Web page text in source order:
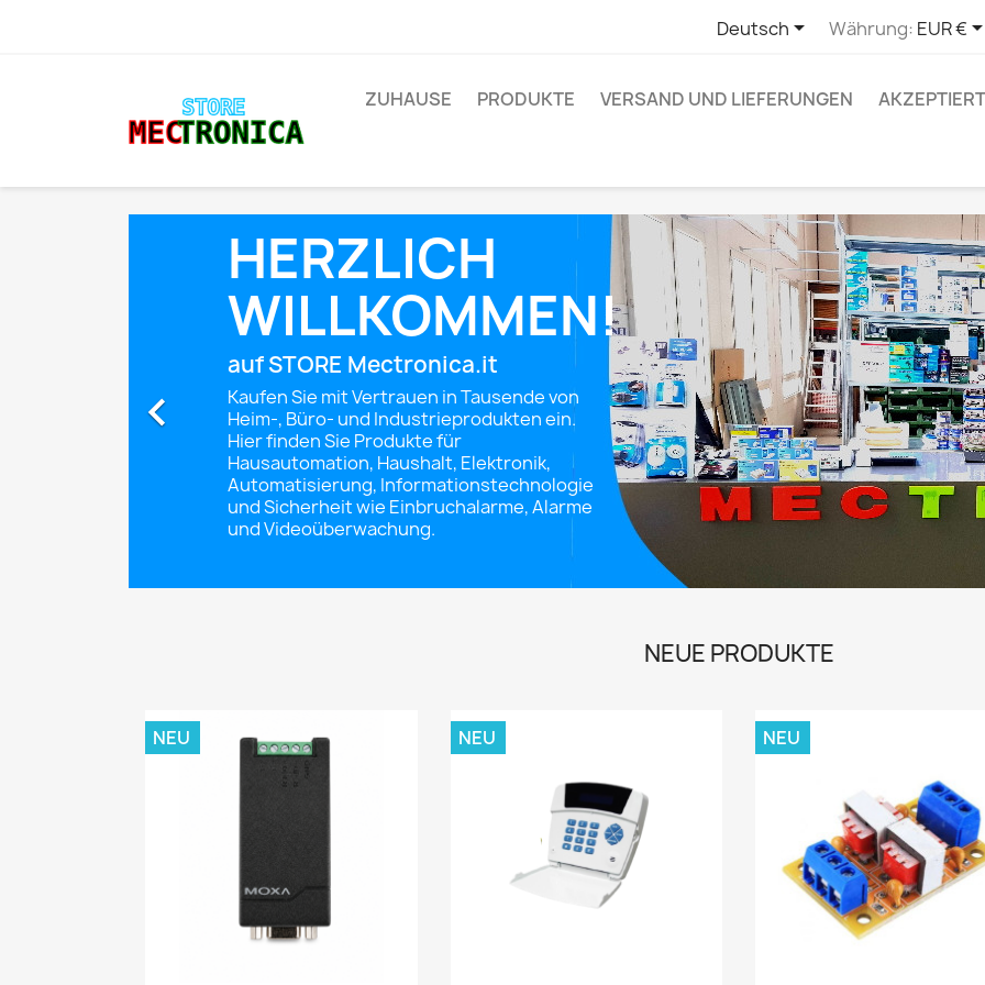
Deutsch Währung: EUR €
ZUHAUSE PRODUKTE VERSAND UND LIEFERUNGEN
HERZLICH
WILLKOMMEN!
auf STORE Mectronica.it
Kaufen Sie mit Vertrauen in Tausende von
Heim-, Büro- und Industrieprodukten ein.
Hier finden Sie Produkte für
Hausautomation, Haushalt, Elektronik,
Automatisierung, Informationstechnologie
und Sicherheit wie Einbruchalarme, Alarme
und Videoüberwachung.

NEUE PRODUKTE
NEU NEU NEU